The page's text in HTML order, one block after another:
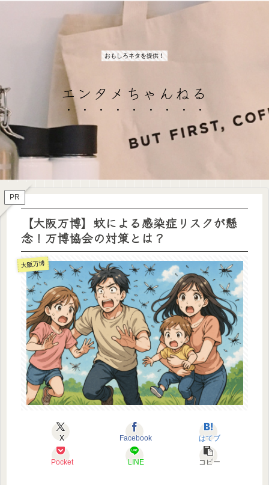
おもしろネタを提供！
エンタメちゃんねる
PR
【大阪万博】蚊による感染症リスクが懸
念！万博協会の対策とは？
大阪万博
X Facebook はてブ
Pocket LINE コピー